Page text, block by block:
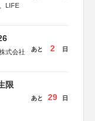
LIFE
式会社
あと 2 日
限
あと 29 日